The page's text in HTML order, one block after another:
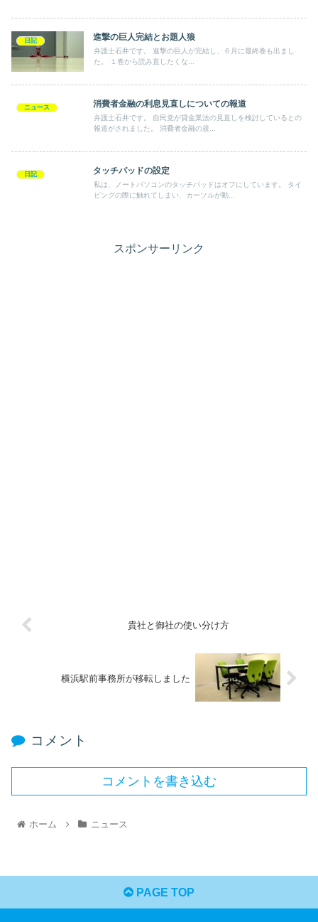
日記 進撃の巨人完結とお題人狼
弁護士石井です。 進撃の巨人が完結し、６月に最終巻も出まし
た。 １巻から読み直したくな...
ニュース 消費者金融の利息見直しについての報道
弁護士石井です。 自民党が貸金業法の見直しを検討しているとの
報道がされました。 消費者金融の規...
日記 タッチパッドの設定
私は、ノートパソコンのタッチパッドはオフにしています。 タイ
ピングの際に触れてしまい、カーソルが動...
スポンサーリンク
貴社と御社の使い分け方
横浜駅前事務所が移転しました
コメント
コメントを書き込む
ホーム ニュース
PAGE TOP